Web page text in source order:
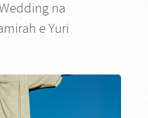
na
e Yuri